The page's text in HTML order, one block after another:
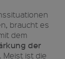
braucht es
dem
der
. Meist ist die